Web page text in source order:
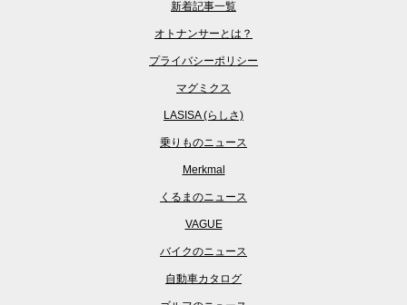
新着記事一覧
オトナンサーとは？
プライバシーポリシー
マグミクス
LASISA (らしさ)
乗りものニュース
Merkmal
くるまのニュース
VAGUE
バイクのニュース
自動車カタログ